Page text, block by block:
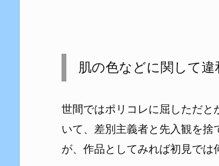
肌の色などに関して
世間ではポリコレに屈しただと
いて、差別主義者と先入観を
が、作品としてみれば初見では